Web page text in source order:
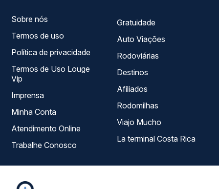
Sobre nós
Termos de uso
Política de privacidade
Termos de Uso Louge
Vip
Imprensa
Minha Conta
Atendimento Online
Trabalhe Conosco
Gratuidade
Auto Viações
Rodoviárias
Destinos
Afiliados
Rodomilhas
Viajo Mucho
La terminal Costa Rica